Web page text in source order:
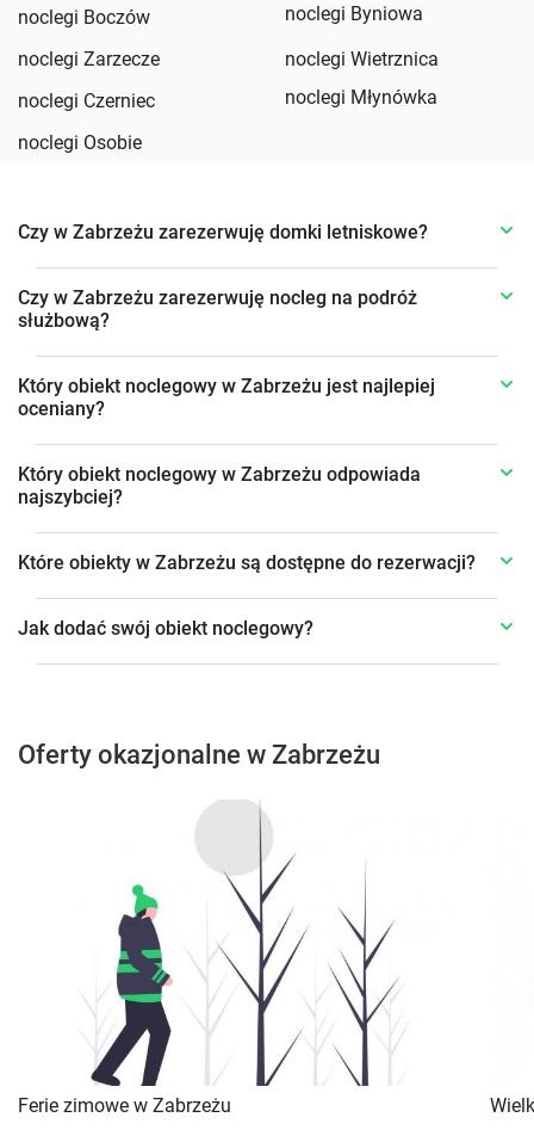
noclegi Boczów
noclegi Byniowa
noclegi Zarzecze
noclegi Wietrznica
noclegi Czerniec
noclegi Młynówka
noclegi Osobie
Czy w Zabrzeżu zarezerwuję domki letniskowe?
Czy w Zabrzeżu zarezerwuję nocleg na podróż
służbową?
Który obiekt noclegowy w Zabrzeżu jest najlepiej
oceniany?
Który obiekt noclegowy w Zabrzeżu odpowiada
najszybciej?
Które obiekty w Zabrzeżu są dostępne do rezerwacji?
Jak dodać swój obiekt noclegowy?
Oferty okazjonalne w Zabrzeżu
Ferie zimowe w Zabrzeżu